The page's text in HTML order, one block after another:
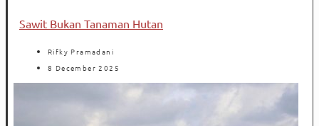
Sawit Bukan Tanaman Hutan
Rifky Pramadani
8 December 2025